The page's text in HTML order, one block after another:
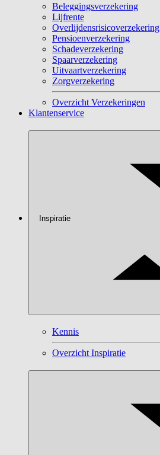
Beleggingsverzekering
Lijfrente
Overlijdensrisicoverzekering
Pensioenverzekering
Schadeverzekering
Spaarverzekering
Uitvaartverzekering
Zorgverzekering
Overzicht Verzekeringen
Klantenservice
Inspiratie
Kennis
Overzicht Inspiratie